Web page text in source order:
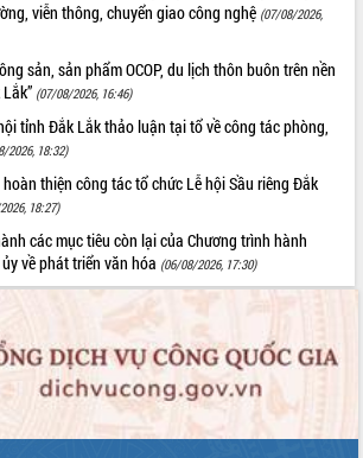
nhanh
tai
chỉnh Quy
chỉnh quy
2021-2030,
mạng
phục vụ cơ
chung
trong
viễn thông, chuyển giao công nghệ (07/08/2026,
sản, sản phẩm OCOP, du lịch thôn buôn trên nền
(07/08/2026, 16:46)
tỉnh Đắk Lắk thảo luận tại tổ về công tác phòng,
2026, 18:32)
thiện công tác tổ chức Lễ hội Sầu riêng Đắk
18:27)
các mục tiêu còn lại của Chương trình hành
về phát triển văn hóa (06/08/2026, 17:30)